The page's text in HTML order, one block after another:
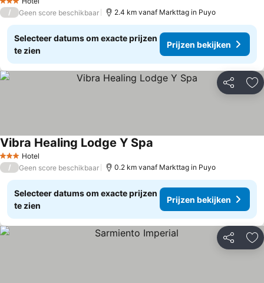
3 Sterren
/
Geen score beschikbaar 2.4 km vanaf Markttag in Puyo
Selecteer datums om exacte prijzen
te zien
Prijzen bekijken
Delen
3 SterrenHotel
Vibra Healing Lodge Y Spa
/ Geen score beschikbaar 0.2 km vanaf Markttag in Puyo
Selecteer datums om exacte prijzen
te zien
Prijzen bekijken
Delen